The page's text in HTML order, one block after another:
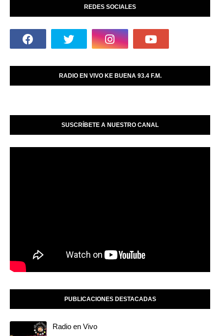
REDES SOCIALES
RADIO EN VIVO KE BUENA 93.4 F.M.
SUSCRÍBETE A NUESTRO CANAL
PUBLICACIONES DESTACADAS
Radio en Vivo